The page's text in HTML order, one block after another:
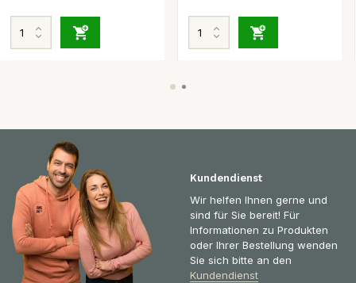
Kundendienst
Wir helfen Ihnen gerne und
sind für Sie bereit! Für
Informationen zu Produkten
oder Ihrer Bestellung wenden
Sie sich bitte an den
Kundendienst